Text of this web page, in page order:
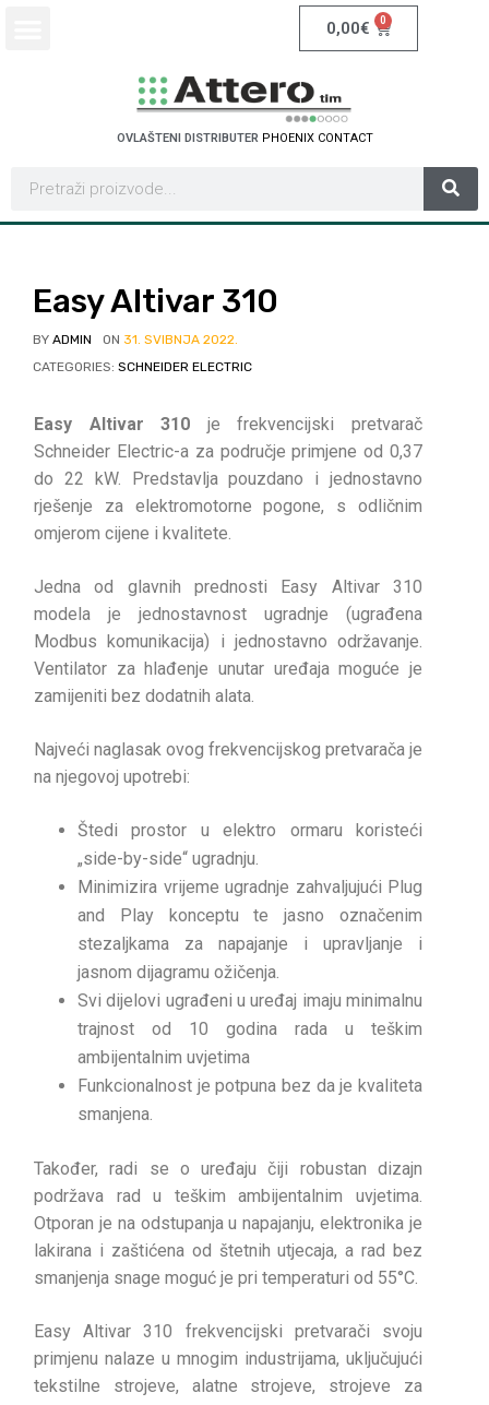
0,00€ 0
OVLAŠTENI DISTRIBUTER PHOENIX CONTACT
Easy Altivar 310
BY ADMIN ON 31. SVIBNJA 2022.
CATEGORIES: SCHNEIDER ELECTRIC
Easy Altivar 310 je frekvencijski pretvarač
Schneider Electric-a za područje primjene od 0,37
do 22 kW. Predstavlja pouzdano i jednostavno
rješenje za elektromotorne pogone, s odličnim
omjerom cijene i kvalitete.
Jedna od glavnih prednosti Easy Altivar 310
modela je jednostavnost ugradnje (ugrađena
Modbus komunikacija) i jednostavno održavanje.
Ventilator za hlađenje unutar uređaja moguće je
zamijeniti bez dodatnih alata.
Najveći naglasak ovog frekvencijskog pretvarača je
na njegovoj upotrebi:
Štedi prostor u elektro ormaru koristeći
„side-by-side“ ugradnju.
Minimizira vrijeme ugradnje zahvaljujući Plug
and Play konceptu te jasno označenim
stezaljkama za napajanje i upravljanje i
jasnom dijagramu ožičenja.
Svi dijelovi ugrađeni u uređaj imaju minimalnu
trajnost od 10 godina rada u teškim
ambijentalnim uvjetima
Funkcionalnost je potpuna bez da je kvaliteta
smanjena.
Također, radi se o uređaju čiji robustan dizajn
podržava rad u teškim ambijentalnim uvjetima.
Otporan je na odstupanja u napajanju, elektronika je
lakirana i zaštićena od štetnih utjecaja, a rad bez
smanjenja snage moguć je pri temperaturi od 55°C.
Easy Altivar 310 frekvencijski pretvarači svoju
primjenu nalaze u mnogim industrijama, uključujući
tekstilne strojeve, alatne strojeve, strojeve za